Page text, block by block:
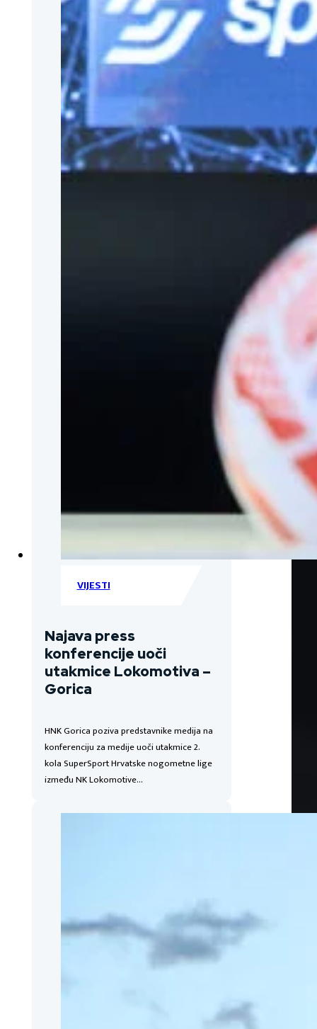
VIJESTI
Najava press
konferencije uoči
utakmice Lokomotiva –
Gorica
HNK Gorica poziva predstavnike medija na
konferenciju za medije uoči utakmice 2.
kola SuperSport Hrvatske nogometne lige
između NK Lokomotive…